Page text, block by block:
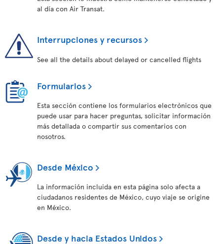
al día con Air Transat.
Interrupciones y recursos
See all the details about delayed or cancelled flights
Formularios
Esta sección contiene los formularios electrónicos que
puede usar para hacer preguntas, solicitar información
más detallada o compartir sus comentarios con
nosotros.
Desde México
La información incluida en esta página solo afecta a
ciudadanos residentes de México, cuyo viaje se origine
en México.
Desde y hacia Estados Unidos